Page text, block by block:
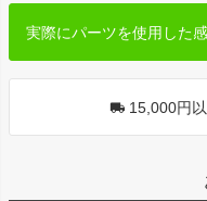
実際にパーツを使用した
15,000円